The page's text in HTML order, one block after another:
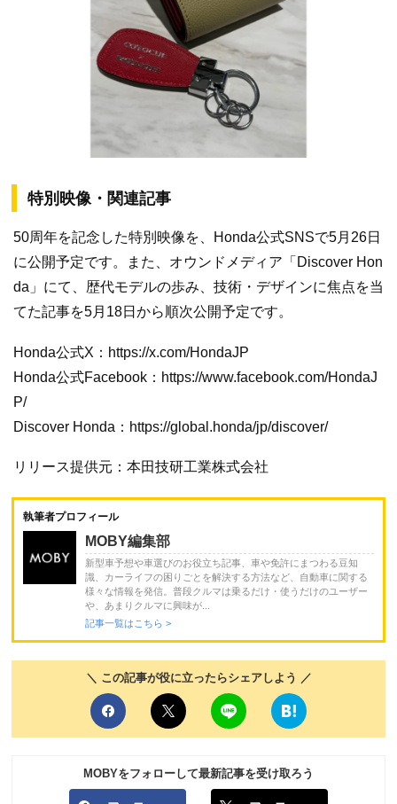
特別映像・関連記事
50周年を記念した特別映像を、Honda公式SNSで5月26日
に公開予定です。また、オウンドメディア「Discover Hon
da」にて、歴代モデルの歩み、技術・デザインに焦点を当
てた記事を5月18日から順次公開予定です。
Honda公式X：https://x.com/HondaJP
Honda公式Facebook：https://www.facebook.com/HondaJ
P/
Discover Honda：https://global.honda/jp/discover/
リリース提供元：本田技研工業株式会社
執筆者プロフィール
MOBY編集部
新型車予想や車選びのお役立ち記事、車や免許にまつわる豆知
識、カーライフの困りごとを解決する方法など、自動車に関する
様々な情報を発信。普段クルマは乗るだけ・使うだけのユーザー
や、あまりクルマに興味が...
記事一覧はこちら >
＼ この記事が役に立ったらシェアしよう ／
MOBYをフォローして最新記事を受け取ろう